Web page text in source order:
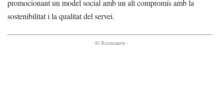
promocionant un model social amb un alt compromís amb la
sostenibilitat i la qualitat del servei.
- Et Recomanem -